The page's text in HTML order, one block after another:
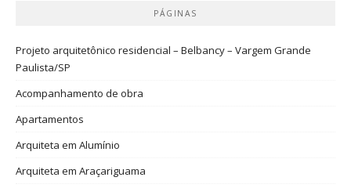
PÁGINAS
Projeto arquitetônico residencial – Belbancy – Vargem Grande
Paulista/SP
Acompanhamento de obra
Apartamentos
Arquiteta em Alumínio
Arquiteta em Araçariguama